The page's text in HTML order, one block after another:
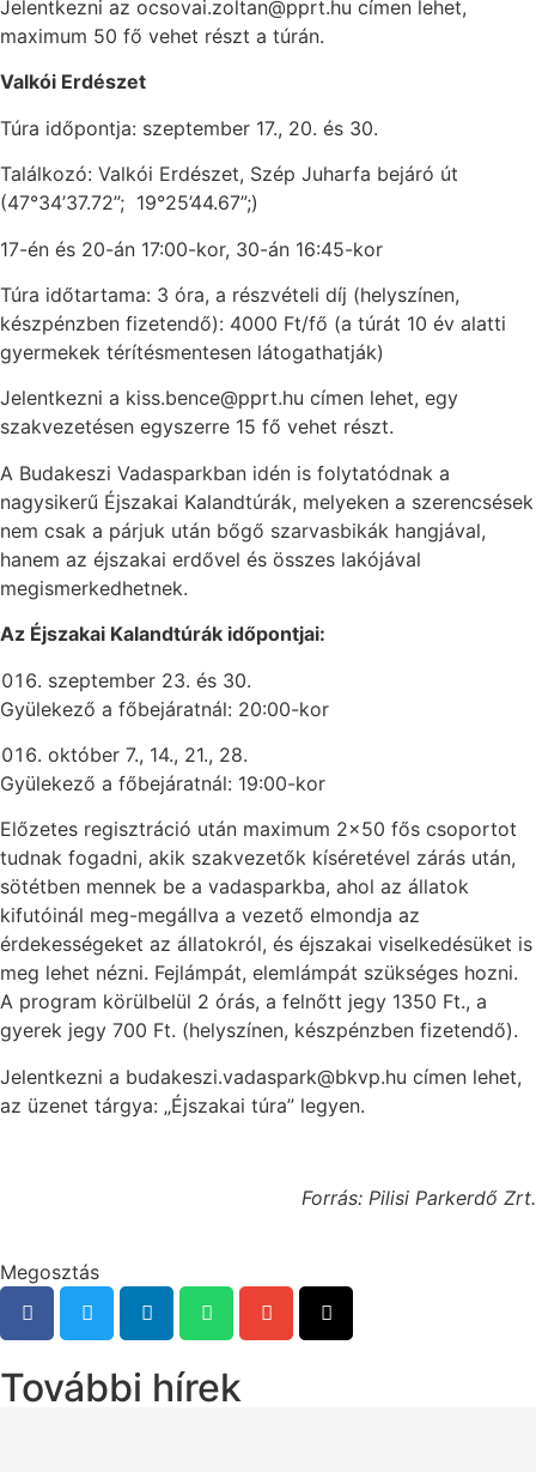
Jelentkezni az ocsovai.zoltan@pprt.hu címen lehet,
maximum 50 fő vehet részt a túrán.
Valkói Erdészet
Túra időpontja: szeptember 17., 20. és 30.
Találkozó: Valkói Erdészet, Szép Juharfa bejáró út
(47°34’37.72”; 19°25’44.67”;)
17-én és 20-án 17:00-kor, 30-án 16:45-kor
Túra időtartama: 3 óra, a részvételi díj (helyszínen,
készpénzben fizetendő): 4000 Ft/fő (a túrát 10 év alatti
gyermekek térítésmentesen látogathatják)
Jelentkezni a kiss.bence@pprt.hu címen lehet, egy
szakvezetésen egyszerre 15 fő vehet részt.
A Budakeszi Vadasparkban idén is folytatódnak a
nagysikerű Éjszakai Kalandtúrák, melyeken a szerencsések
nem csak a párjuk után bőgő szarvasbikák hangjával,
hanem az éjszakai erdővel és összes lakójával
megismerkedhetnek.
Az Éjszakai Kalandtúrák időpontjai:
szeptember 23. és 30.
Gyülekező a főbejáratnál: 20:00-kor
október 7., 14., 21., 28.
Gyülekező a főbejáratnál: 19:00-kor
Előzetes regisztráció után maximum 2×50 fős csoportot
tudnak fogadni, akik szakvezetők kíséretével zárás után,
sötétben mennek be a vadasparkba, ahol az állatok
kifutóinál meg-megállva a vezető elmondja az
érdekességeket az állatokról, és éjszakai viselkedésüket is
meg lehet nézni. Fejlámpát, elemlámpát szükséges hozni.
A program körülbelül 2 órás, a felnőtt jegy 1350 Ft., a
gyerek jegy 700 Ft. (helyszínen, készpénzben fizetendő).
Jelentkezni a budakeszi.vadaspark@bkvp.hu címen lehet,
az üzenet tárgya: „Éjszakai túra” legyen.
Forrás: Pilisi Parkerdő Zrt.
Megosztás
További hírek